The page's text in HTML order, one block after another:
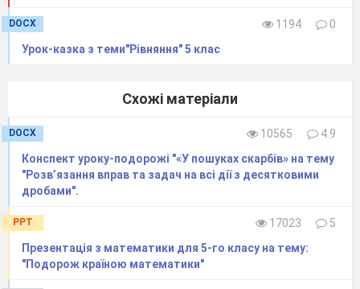
DOCX 1194
0
Урок-казка з теми"Рівняння" 5 клас
Схожі матеріали
DOCX 10565
4.9
Конспект уроку-подорожі "«У пошуках скарбів» на тему
"Розв’язання вправ та задач на всі дії з десятковими
дробами".
PPT 17023
5
Презентація з математики для 5-го класу на тему:
"Подорож країною математики"